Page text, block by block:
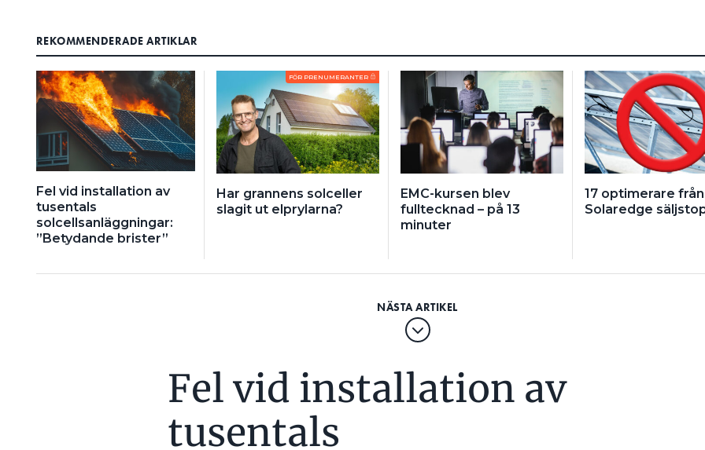
REKOMMENDERADE ARTIKLAR
Fel vid installation av
tusentals
solcellsanläggningar:
”Betydande brister”
FÖR PRENUMERANTER
Har grannens solceller
slagit ut elprylarna?
EMC-kursen blev
fulltecknad – på 13
minuter
17 optimerare från
Solaredge
Fel vid installation av
tusentals